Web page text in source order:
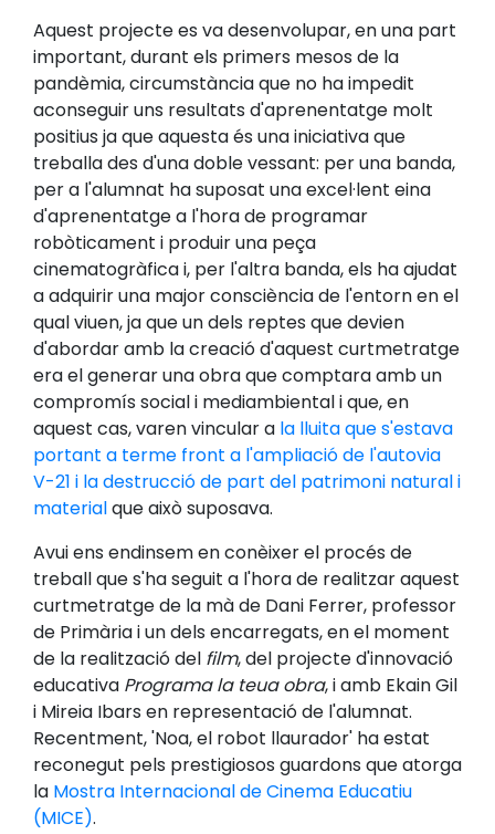
Aquest projecte es va desenvolupar, en una part
important, durant els primers mesos de la
pandèmia, circumstància que no ha impedit
aconseguir uns resultats d'aprenentatge molt
positius ja que aquesta és una iniciativa que
treballa des d'una doble vessant: per una banda,
per a l'alumnat ha suposat una excel·lent eina
d'aprenentatge a l'hora de programar
robòticament i produir una peça
cinematogràfica i, per l'altra banda, els ha ajudat
a adquirir una major consciència de l'entorn en el
qual viuen, ja que un dels reptes que devien
d'abordar amb la creació d'aquest curtmetratge
era el generar una obra que comptara amb un
compromís social i mediambiental i que, en
aquest cas, varen vincular a la lluita que s'estava
portant a terme front a l'ampliació de l'autovia
V-21 i la destrucció de part del patrimoni natural i
materialque això suposava.
Avui ens endinsem en conèixer el procés de
treball que s'ha seguit a l'hora de realitzar aquest
curtmetratge de la mà de Dani Ferrer, professor
de Primària i un dels encarregats, en el moment
de la realització del film, del projecte d'innovació
educativa Programa la teua obra, i amb Ekain Gil
i Mireia Ibars en representació de l'alumnat.
Recentment, 'Noa, el robot llaurador' ha estat
reconegut pels prestigiosos guardons que atorga
la Mostra Internacional de Cinema Educatiu
(MICE).